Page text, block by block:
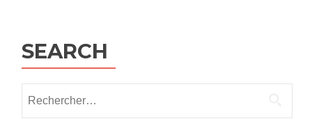
SEARCH